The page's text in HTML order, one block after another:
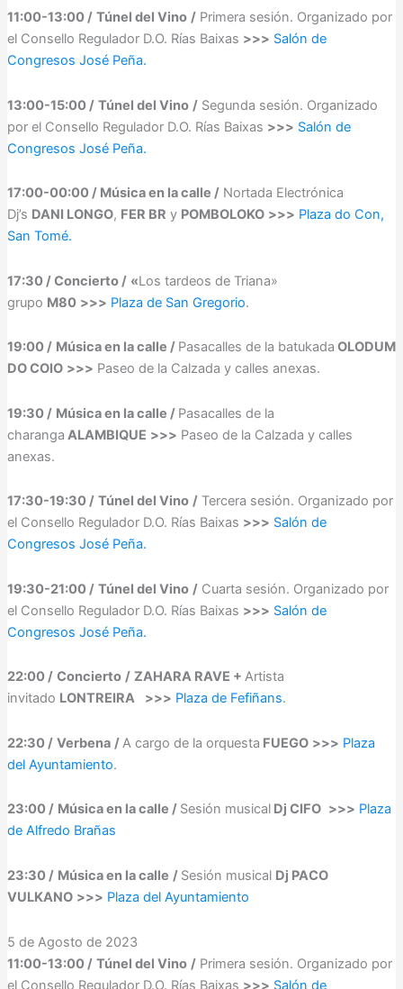
11:00-13:00 / Túnel del Vino /Primera sesión. Organizado por
el Consello Regulador D.O. Rías Baixas >>> Salón de
Congresos José Peña.
13:00-15:00 / Túnel del Vino /Segunda sesión. Organizado
por el Consello Regulador D.O. Rías Baixas >>> Salón de
Congresos José Peña.
17:00-00:00 / Música en la calle /Nortada Electrónica
Dj’s DANI LONGO, FER BR y POMBOLOKO >>> Plaza do Con,
San Tomé.
17:30 / Concierto / «Los tardeos de Triana»
grupo M80 >>> Plaza de San Gregorio.
19:00 / Música en la calle / Pasacalles de la batukada OLODUM
DO COIO >>> Paseo de la Calzada y calles anexas.
19:30 / Música en la calle / Pasacalles de la
charanga ALAMBIQUE >>> Paseo de la Calzada y calles
anexas.
17:30-19:30 / Túnel del Vino /Tercera sesión. Organizado por
el Consello Regulador D.O. Rías Baixas >>> Salón de
Congresos José Peña.
19:30-21:00 / Túnel del Vino /Cuarta sesión. Organizado por
el Consello Regulador D.O. Rías Baixas >>> Salón de
Congresos José Peña.
22:00 / Concierto / ZAHARA RAVE + Artista
invitado LONTREIRA >>> Plaza de Fefiñans.
22:30 / Verbena /A cargo de la orquesta FUEGO >>> Plaza
del Ayuntamiento.
23:00 / Música en la calle / Sesión musical Dj CIFO >>> Plaza
de Alfredo Brañas
23:30 / Música en la calle / Sesión musical Dj PACO
VULKANO >>> Plaza del Ayuntamiento
5 de Agosto de 2023
11:00-13:00 / Túnel del Vino /Primera sesión. Organizado por
el Consello Regulador D.O. Rías Baixas >>> Salón de